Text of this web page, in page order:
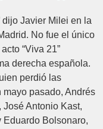
dijo Javier Milei en la
No fue el único
“Viva 21”
derecha española.
perdió las
pasado, Andrés
Antonio Kast,
Bolsonaro,